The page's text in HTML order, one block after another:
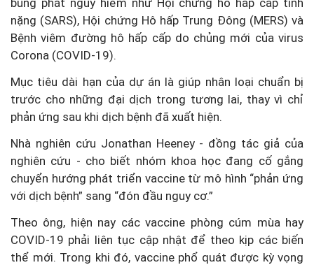
nặng (SARS), Hội chứng Hô hấp Trung Đông (MERS) và
Bệnh viêm đường hô hấp cấp do chủng mới của virus
Corona (COVID-19).
Mục tiêu dài hạn của dự án là giúp nhân loại chuẩn bị
trước cho những đại dịch trong tương lai, thay vì chỉ
phản ứng sau khi dịch bệnh đã xuất hiện.
Nhà nghiên cứu Jonathan Heeney - đồng tác giả của
nghiên cứu - cho biết nhóm khoa học đang cố gắng
chuyển hướng phát triển vaccine từ mô hình “phản ứng
với dịch bệnh” sang “đón đầu nguy cơ.”
Theo ông, hiện nay các vaccine phòng cúm mùa hay
COVID-19 phải liên tục cập nhật để theo kịp các biến
thể mới. Trong khi đó, vaccine phổ quát được kỳ vọng